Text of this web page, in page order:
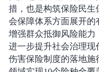
措，也是构筑保险民
会保障体系方面展开
增强群众抵御风险能力
进一步提升社会治理
伤害保险制度的落地